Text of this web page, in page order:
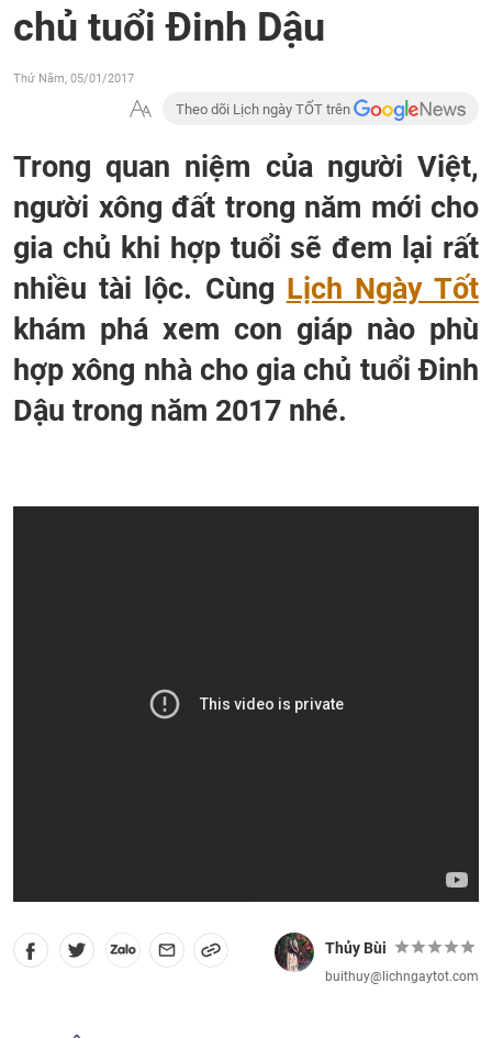
chủ tuổi Đinh Dậu
Thứ Năm, 05/01/2017
Theo dõi Lịch ngày TỐT trên
Trong quan niệm của người Việt,
người xông đất trong năm mới cho
gia chủ khi hợp tuổi sẽ đem lại rất
nhiều tài lộc. Cùng Lịch Ngày Tốt
khám phá xem con giáp nào phù
hợp xông nhà cho gia chủ tuổi Đinh
Dậu trong năm 2017 nhé.
Thủy Bùi
buithuy@lichngaytot.com